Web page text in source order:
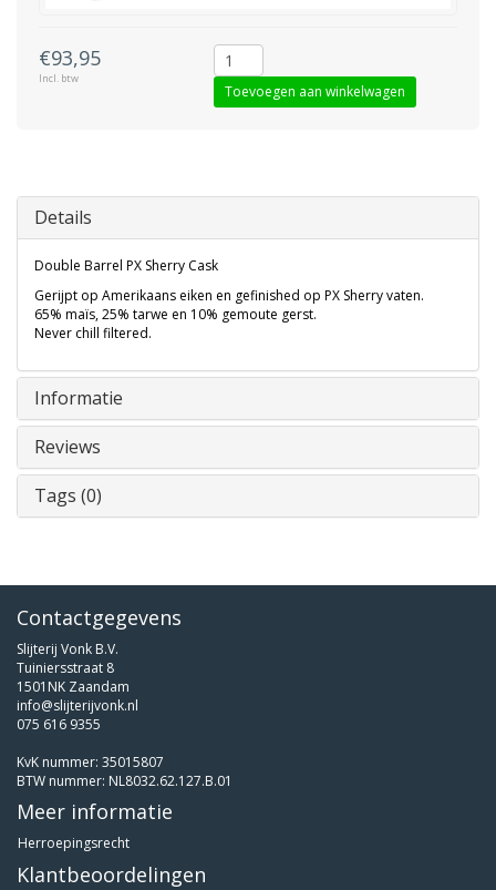
€93,95
Incl. btw
Toevoegen aan winkelwagen
Details
Double Barrel PX Sherry Cask
Gerijpt op Amerikaans eiken en gefinished op PX Sherry vaten.
65% maïs, 25% tarwe en 10% gemoute gerst.
Never chill filtered.
Informatie
Reviews
Tags (0)
Contactgegevens
Slijterij Vonk B.V.
Tuiniersstraat 8
1501NK Zaandam
info@slijterijvonk.nl
075 616 9355
KvK nummer: 35015807
BTW nummer: NL8032.62.127.B.01
Meer informatie
Herroepingsrecht
Klantbeoordelingen